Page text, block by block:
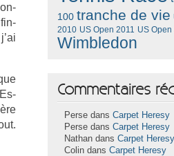
fin­
100 tranche de vie
2010 US Open 2011 US
Wimbledon
Commentaires
Perse dansCarpet Heresy
Perse dansCarpet Heresy
Nathan dansCarpet Heresy
Colin dansCarpet Heresy